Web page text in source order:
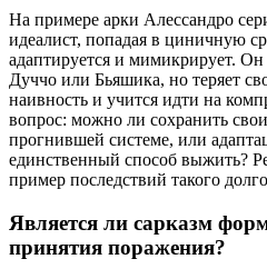
На примере арки Алессандро
идеалист, попадая в циничную
адаптируется и мимикрирует.
Дуччо или Бьяшика, но теряет
наивность и учится идти на
вопрос: можно ли сохранить
прогнившей системе, или
единственный способ выжить?
пример последствий такого
Является ли сарказм
принятия поражения?